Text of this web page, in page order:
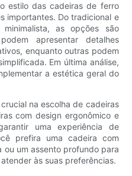
estilo das cadeiras de ferro
importantes. Do tradicional e
as opções são
apresentar detalhes
enquanto outras podem
Em última análise,
a estética geral do
na escolha de cadeiras
com design ergonômico e
uma experiência de
prefira uma cadeira com
um assento profundo para
às suas preferências.